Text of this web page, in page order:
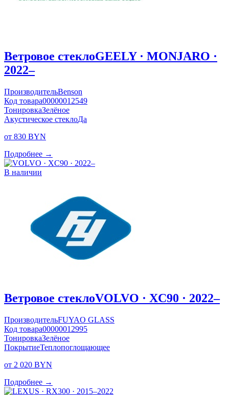
Ветровое стеклоGEELY · MONJARO ·
2022–
ПроизводительBenson
Код товара00000012549
ТонировкаЗелёное
Акустическое стеклоДа
от 830 BYN
Подробнее →
В наличии
Ветровое стеклоVOLVO · XC90 · 2022–
ПроизводительFUYAO GLASS
Код товара00000012995
ТонировкаЗелёное
ПокрытиеТеплопоглощающее
от 2 020 BYN
Подробнее →